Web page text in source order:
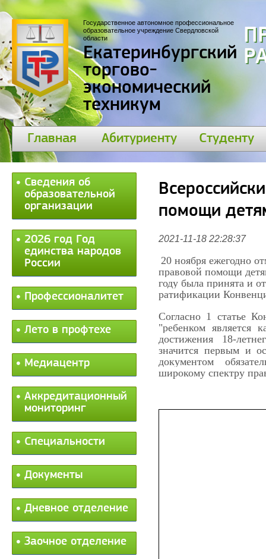
Государственное автономное профессиональное
образовательное учреждение Свердловской
области
Екатеринбургский
торгово-
экономический
техникум
Главная Абитуриенту Студенту
Сведения об
образовательной
организации
2026 год Год
единства народов
России
Профессионалитет
Лето в профтехе
Медиацентр
Аккредитационный
мониторинг
Специальности
Документы
Дневное отделение
Заочное отделение
помощи
2021-11-18 22:28:37
20 ноября ежегодно
правовой помощи
году была принята и
ратификации
Согласно 1 статье
"ребенком является
достижения 18-
значится первым и
документом
широкому спектру